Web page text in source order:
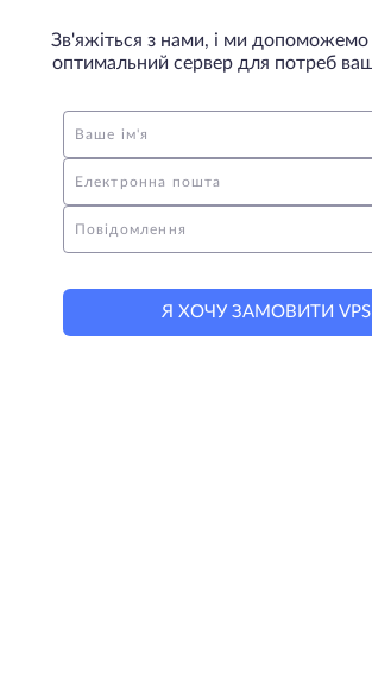
Зв'яжіться з нами, і ми допоможемо
оптимальний сервер для потреб
Ваше ім'я
Електронна пошта
Повідомлення
Я ХОЧУ ЗАМОВИТИ VPS